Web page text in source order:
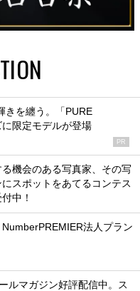
きを纏う。「PURE
限定モデルが登場
PR
機会のある写真家、その写
スポットをあてるコンテス
中！
NumberPREMIER法人プラン
ルマガジン好評配信中。ス